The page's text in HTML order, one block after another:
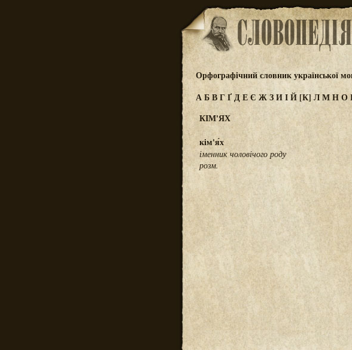
Орфографічний словник української
АБВГҐДЕЄ ЖЗИІЙ [К] ЛМНО
КІМ'ЯХ
кім'я́х
іменник чоловічого роду
розм.